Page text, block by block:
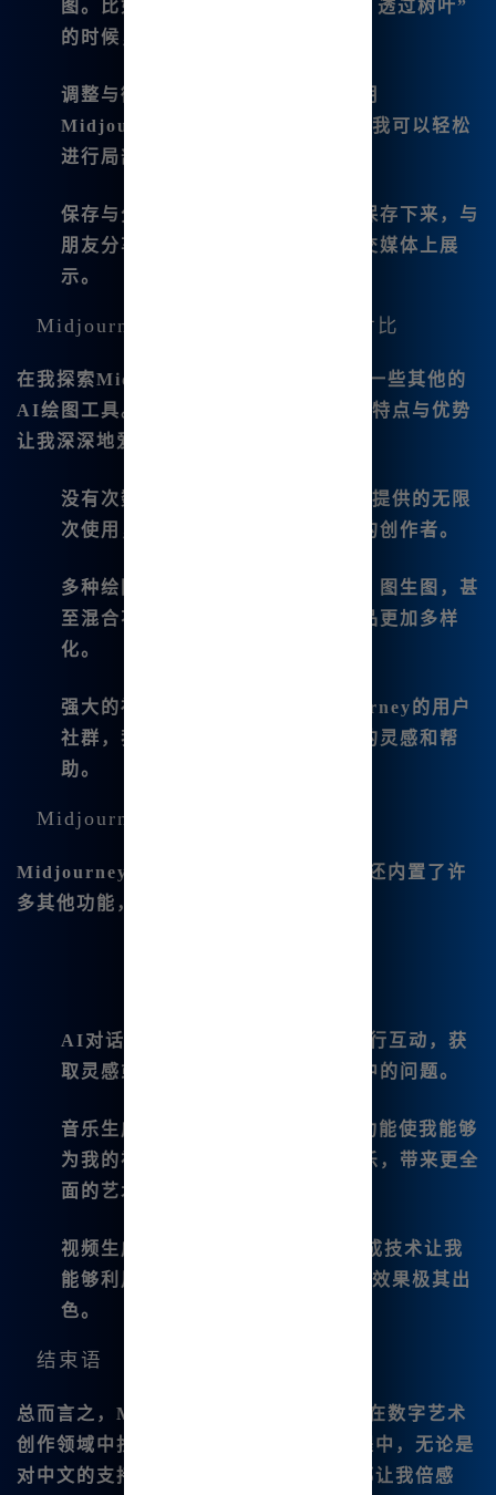
图。比如我输入“清晨的森林，阳光 透过树叶”
的时候，生成的图.像让我惊艳。
调整与微调
：得到生成图像后，利用
Midjourney的调整工具进行微调，我可以轻松
进行局部重绘和效果变换。
保存与分享
：最后，将满意的作品保存下来，与
朋友分享我的创作，或者直接在社交媒体上展
示。
Midjourney与其他AI绘图工具的对比
在我探索Midjourney之前，我也尝试过一些其他的
AI绘图工具。然而，Midjourney的以下特点与优势
让我深深地爱上了这个工具：
没有次数限制
：Midjourney官方版提供的无限
次使用，特别适合我这种需求较高的创作者。
多种绘图模式支持
：它支持文生图、图生图，甚
至混合不同图像的效果，让我的作品更加多样
化。
强大的社区支持
：通过加入Midjourney的用户
社群，我能够获得众多其他创作者的灵感和帮
助。
Midjourney的附加功能
Midjourney不仅仅是一个绘图工具。它还内置了许
多其他功能，让我的创作体验更加丰富：
AI对话
：这项功能让我可以与AI进行互动，获
取灵感或者快速解决我在使用过程中的问题。
音乐生成
：B族智能的AI音乐生成功能使我能够
为我的视频与作品配上合适背景音乐，带来更全
面的艺术体验。
视频生成与编辑
：最新的AI视频生成技术让我
能够利用Midjourney制作短视频，效果极其出
色。
结束语
总而言之， Midjourney中文版
是我在数字艺术
创作领域中找到的宝贵工具。在使用过程中，无论是
对中文的支持，还是强大的编辑功能，都让我倍感